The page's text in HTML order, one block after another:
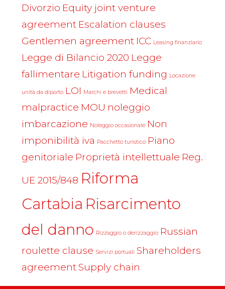
Divorzio Equity joint venture
agreement Escalation clauses
Gentlemen agreement ICC Leasing finanziario
Legge di Bilancio 2020 Legge
fallimentare Litigation funding Locazione
unità da diporto LOI Marchi e brevetti Medical
malpractice MOU noleggio
imbarcazione Noleggio occasionale Non
imponibilità iva Pacchetto turistico Piano
genitoriale Proprietà intellettuale Reg.
UE 2015/848 Riforma
Cartabia Risarcimento
del danno Rizzaggio o derizzaggio Russian
roulette clause Servizi portuali Shareholders
agreementSupply chain